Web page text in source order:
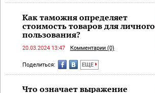
Как таможня определяет
стоимость товаров для личного
пользования?
20.03.2024 13:47 Комментарии (0)
Поделиться: ЕЩЕ
Что означает выражение